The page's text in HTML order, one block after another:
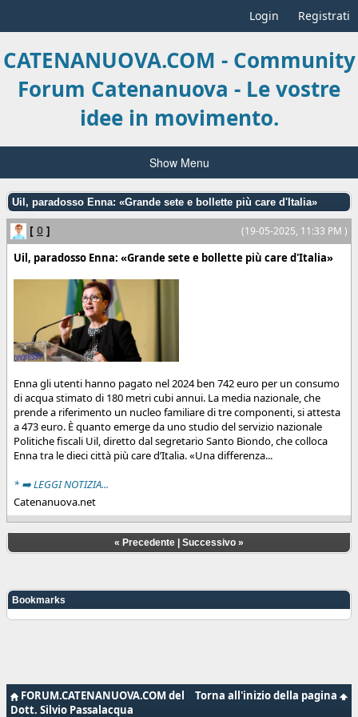
Login Registrati
CATENANUOVA.COM - Community
Forum Catenanuova - Le vostre
idee in movimento.
Show Menu
Uil, paradosso Enna: «Grande sete e bollette più care d'Italia»
(19-05-2025, 11:33 PM )
[ 0 ]
Uil, paradosso Enna: «Grande sete e bollette più care d'Italia»
Enna gli utenti hanno pagato nel 2024 ben 742 euro per un consumo
di acqua stimato di 180 metri cubi annui. La media nazionale, che
prende a riferimento un nucleo familiare di tre componenti, si attesta
a 473 euro. È quanto emerge da uno studio del servizio nazionale
Politiche fiscali Uil, diretto dal segretario Santo Biondo, che colloca
Enna tra le dieci città più care d’Italia. «Una differenza...
* ➡️ LEGGI NOTIZIA...
Catenanuova.net
« Precedente Successivo »
Bookmarks
Torna all'inizio della pagina
FORUM.CATENANUOVA.COM del
Dott. Silvio Passalacqua